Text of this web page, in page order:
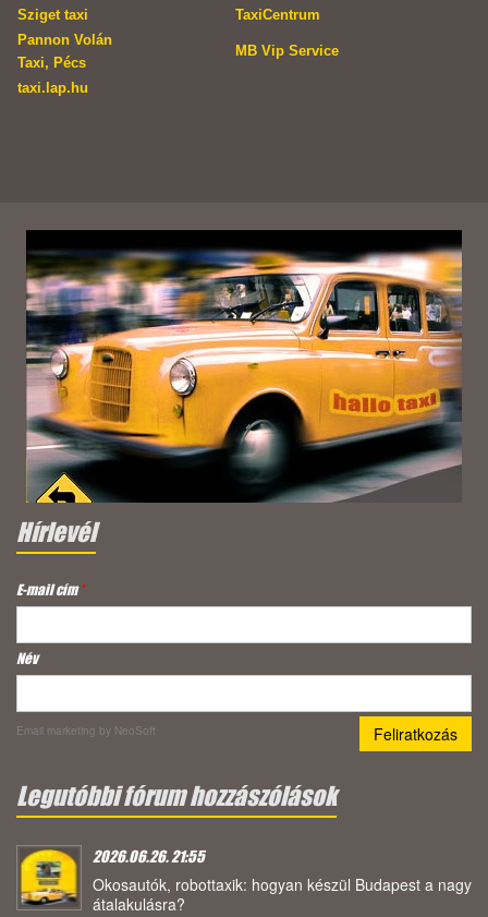
Sziget taxi
TaxiCentrum
Pannon Volán
Taxi, Pécs
MB Vip Service
taxi.lap.hu
Hírlevél
E-mail cím*
Név
Email marketing by NeoSoft
Legutóbbi fórum hozzászólások
2026.06.26. 21:55
Okosautók, robottaxik: hogyan készül Budapest a nagy
átalakulásra?